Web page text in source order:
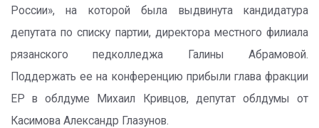
России», на которой была выдвинута кандидатура
депутата по списку партии, директора местного филиала
рязанского педколледжа Галины Абрамовой.
Поддержать ее на конференцию прибыли глава фракции
ЕР в облдуме Михаил Кривцов, депутат облдумы от
Касимова Александр Глазунов.